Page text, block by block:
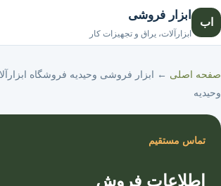
اب
ابزار فروشی
ابزارآلات، یراق و تجهیزات کار
صفحه اصلی ← ابزار فروشی وحیدیه فروشگاه
وحیدیه
تماس مستقیم
اطلاعات فروش